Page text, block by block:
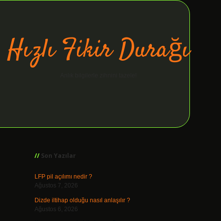
Hızlı Fikir Durağı
Son Yazılar
LFP pil açılımı nedir ?
Ağustos 7, 2026
Dizde iltihap olduğu nasıl anlaşılır ?
Ağustos 6, 2026